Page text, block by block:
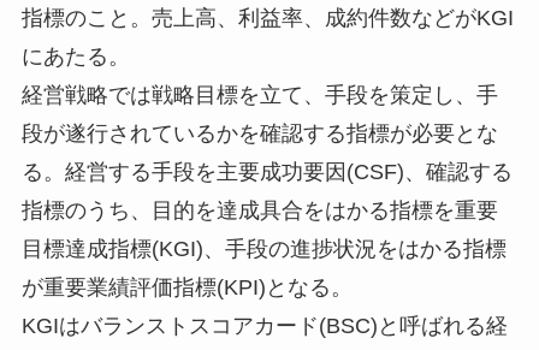
指標のこと。売上高、利益率、成約件数などがKGI
にあたる。
経営戦略では戦略目標を立て、手段を策定し、手
段が遂行されているかを確認する指標が必要とな
る。経営する手段を主要成功要因(CSF)、確認する
指標のうち、目的を達成具合をはかる指標を重要
目標達成指標(KGI)、手段の進捗状況をはかる指標
が重要業績評価指標(KPI)となる。
KGIはバランストスコアカード(BSC)と呼ばれる経